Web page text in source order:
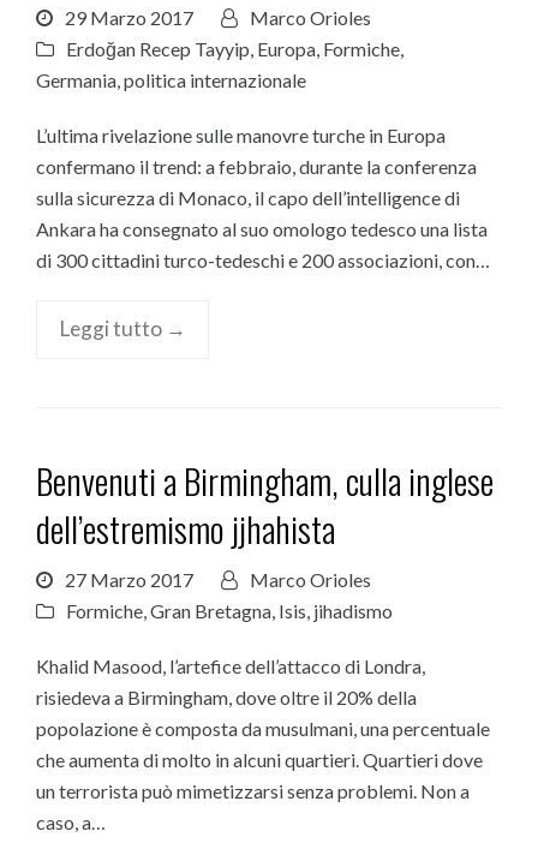
29 Marzo 2017
Marco Orioles
Erdoğan Recep Tayyip, Europa, Formiche,
Germania,politica internazionale
L’ultima rivelazione sulle manovre turche in Europa
confermano il trend: a febbraio, durante la conferenza
sulla sicurezza di Monaco, il capo dell’intelligence di
Ankara ha consegnato al suo omologo tedesco una lista
di 300 cittadini turco-tedeschi e 200 associazioni, con…
Leggi tutto →
Benvenuti a Birmingham, culla inglese
dell’estremismo jjhahista
27 Marzo 2017
Marco Orioles
Formiche Gran Bretagna Isis jihadismo
Khalid Masood, l’artefice dell’attacco di Londra,
risiedeva a Birmingham, dove oltre il 20% della
popolazione è composta da musulmani, una percentuale
che aumenta di molto in alcuni quartieri. Quartieri dove
un terrorista può mimetizzarsi senza problemi. Non a
caso, a…